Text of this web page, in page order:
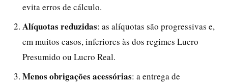
evita erros de cálculo.
Alíquotas reduzidas: as alíquotas são progressivas e,
em muitos casos, inferiores às dos regimes Lucro
Presumido ou Lucro Real.
Menos obrigações acessórias: a entrega de